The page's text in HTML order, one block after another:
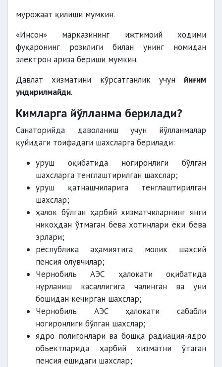
мурожаат қилиши мумкин.
«Инсон» марказининг ижтимоий ходими
фуқаронинг розилиги билан унинг номидан
электрон ариза бериши мумкин.
Давлат хизматини кўрсатганлик учун йиғим
ундирилмайди.
Кимларга йўлланма берилади?
Санаторийда даволаниш учун йўлланмалар
қуйидаги тоифадаги шахсларга берилади:
уруш оқибатида ногиронлиги бўлган
шахсларга тенглаштирилган шахслар;
уруш қатнашчиларига тенглаштирилган
шахслар;
ҳалок бўлган ҳарбий хизматчиларнинг янги
никоҳдан ўтмаган бева хотинлари ёки бева
эрлари;
республика аҳамиятига молик шахсий
пенсия олувчилар;
Чернобиль АЭС ҳалокати оқибатида
нурланиш касаллигига чалинган ва уни
бошидан кечирган шахслар;
Чернобиль АЭС ҳалокати сабабли
ногиронлиги бўлган шахслар;
ядро полигонлари ва бошқа радиация-ядро
объектларида ҳарбий хизматни ўтаган
пенсия ёшидаги шахслар;